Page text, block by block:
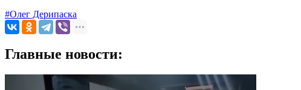
#Олег Дерипаска
Главные новости: